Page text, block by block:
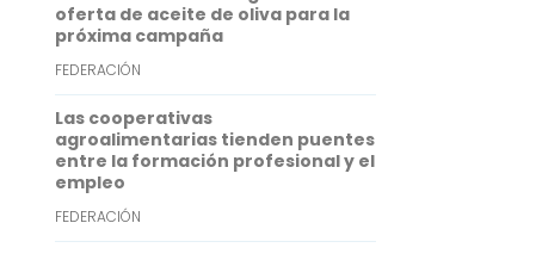
n
oferta de aceite de oliva para la
próxima campaña
FEDERACIÓN
Las cooperativas
agroalimentarias tienden puentes
entre la formación profesional y el
empleo
FEDERACIÓN